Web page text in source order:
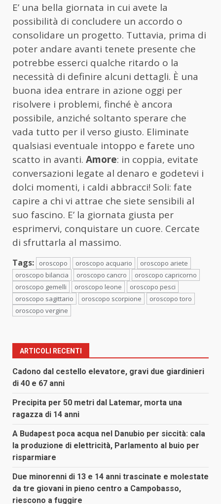
E’ una bella giornata in cui avete la
possibilità di concludere un accordo o
consolidare un progetto. Tuttavia, prima di
poter andare avanti tenete presente che
potrebbe esserci qualche ritardo o la
necessità di definire alcuni dettagli. È una
buona idea entrare in azione oggi per
risolvere i problemi, finché è ancora
possibile, anziché soltanto sperare che
vada tutto per il verso giusto. Eliminate
qualsiasi eventuale intoppo e farete uno
scatto in avanti. Amore: in coppia, evitate
conversazioni legate al denaro e godetevi i
dolci momenti, i caldi abbracci! Soli: fate
capire a chi vi attrae che siete sensibili al
suo fascino. E’ la giornata giusta per
esprimervi, conquistare un cuore. Cercate
di sfruttarla al massimo.
Tags: oroscopo oroscopo acquario
oroscopo ariete
oroscopo bilancia
oroscopo cancro
oroscopo capricorno
oroscopo gemelli
oroscopo leone
oroscopo pesci
oroscopo sagittario
oroscopo scorpione
oroscopo toro
oroscopo vergine
ARTICOLI RECENTI
Cadono dal cestello elevatore, gravi due giardinieri
di 40 e 67 anni
Precipita per 50 metri dal Latemar, morta una
ragazza di 14 anni
A Budapest poca acqua nel Danubio per siccità: cala
la produzione di elettricità, Parlamento al buio per
risparmiare
Due minorenni di 13 e 14 anni trascinate e molestate
da tre giovani in pieno centro a Campobasso,
riescono a fuggire